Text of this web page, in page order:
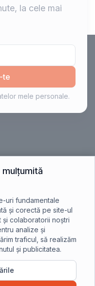
la cele mai
te
mele personale.
rezervate.
uri fundamentale
și corectă pe site-ul
și colaboratorii noștri
analize și
traficul, să realizăm
și publicitatea.